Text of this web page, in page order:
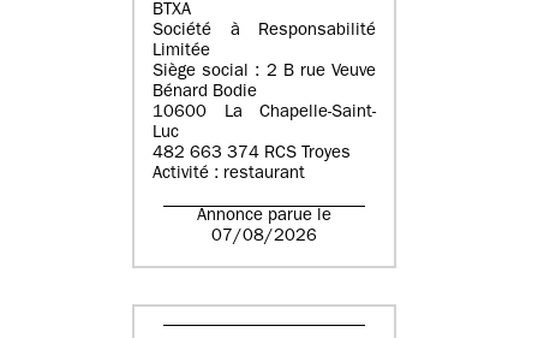
BTXA
Société à Responsabilité
Limitée
Siège social : 2 B rue Veuve
Bénard Bodie
10600 La Chapelle-Saint-
Luc
482 663 374 RCS Troyes
Activité : restaurant
Annonce parue le
07/08/2026